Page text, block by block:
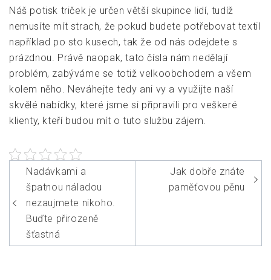
Náš potisk triček je určen větší skupince lidí, tudíž
nemusíte mít strach, že pokud budete potřebovat textil
například po sto kusech, tak že od nás odejdete s
prázdnou. Právě naopak, tato čísla nám nedělají
problém, zabýváme se totiž velkoobchodem a všem
kolem něho. Neváhejte tedy ani vy a využijte naší
skvělé nabídky, které jsme si připravili pro veškeré
klienty, kteří budou mít o tuto službu zájem.
Navigace
pro
příspěvek
Nadávkami a
špatnou náladou
nezaujmete nikoho.
Buďte přirozeně
šťastná
Jak dobře znáte
paměťovou pěnu